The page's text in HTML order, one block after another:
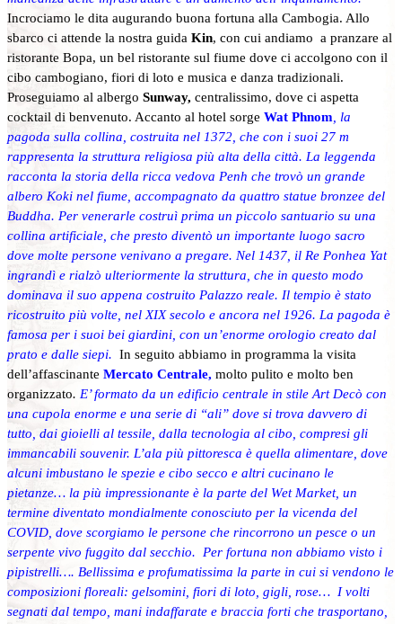
Incrociamo le dita augurando buona fortuna alla Cambogia. Allo
sbarco ci attende la nostra guida Kin, con cui andiamo a pranzare al
ristorante Bopa, un bel ristorante sul fiume dove ci accolgono con il
cibo cambogiano, fiori di loto e musica e danza tradizionali.
Proseguiamo al albergo Sunway, centralissimo, dove ci aspetta
cocktail di benvenuto. Accanto al hotel sorge Wat Phnom , la
pagoda sulla collina, costruita nel 1372, che con i suoi 27 m
rappresenta la struttura religiosa più alta della città. La leggenda
racconta la storia della ricca vedova Penh che trovò un grande
albero Koki nel fiume, accompagnato da quattro statue bronzee del
Buddha. Per venerarle costruì prima un piccolo santuario su una
collina artificiale, che presto diventò un importante luogo sacro
dove molte persone venivano a pregare. Nel 1437, il Re Ponhea Yat
ingrandì e rialzò ulteriormente la struttura, che in questo modo
dominava il suo appena costruito Palazzo reale. Il tempio è stato
ricostruito più volte, nel XIX secolo e ancora nel 1926. La pagoda è
famosa per i suoi bei giardini, con un’enorme orologio creato dal
prato e dalle siepi. In seguito abbiamo in programma la visita
dell’affascinante Mercato Centrale, molto pulito e molto ben
organizzato. E’ formato da un edificio centrale in stile Art Decò con
una cupola enorme e una serie di “ali” dove si trova davvero di
tutto, dai gioielli al tessile, dalla tecnologia al cibo, compresi gli
immancabili souvenir. L’ala più pittoresca è quella alimentare, dove
alcuni imbustano le spezie e cibo secco e altri cucinano le
pietanze… la più impressionante è la parte del Wet Market, un
termine diventato mondialmente conosciuto per la vicenda del
COVID, dove scorgiamo le persone che rincorrono un pesce o un
serpente vivo fuggito dal secchio. Per fortuna non abbiamo visto i
pipistrelli…. Bellissima e profumatissima la parte in cui si vendono le
composizioni floreali: gelsomini, fiori di loto, gigli, rose… I volti
segnati dal tempo, mani indaffarate e braccia forti che trasportano,